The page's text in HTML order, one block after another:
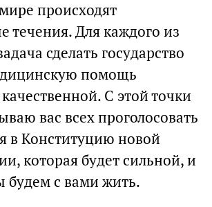
происходят
течения. Для каждого из
сделать государство
помощь
С этой точки
вас всех проголосовать
в Конституцию новой
которая будет сильной, и
будем с вами жить.